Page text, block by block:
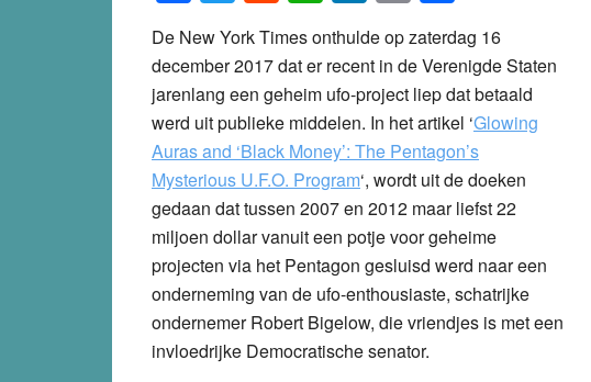
De New York Times onthulde op zaterdag 16
december 2017 dat er recent in de Verenigde Staten
jarenlang een geheim ufo-project liep dat betaald
werd uit publieke middelen. In het artikel ‘Glowing
Auras and ‘Black Money’: The Pentagon’s
Mysterious U.F.O. Program‘, wordt uit de doeken
gedaan dat tussen 2007 en 2012 maar liefst 22
miljoen dollar vanuit een potje voor geheime
projecten via het Pentagon gesluisd werd naar een
onderneming van de ufo-enthousiaste, schatrijke
ondernemer Robert Bigelow, die vriendjes is met een
invloedrijke Democratische senator.